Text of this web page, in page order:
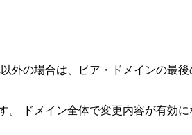
外の場合は、ピア・ドメインの最
。 ドメイン全体で変更内容が有効